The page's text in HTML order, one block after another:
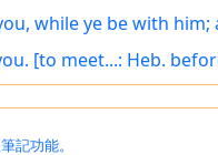
while ye be with him;
[to meet...: Heb.
記功能。